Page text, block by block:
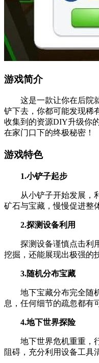
游戏简介
这是一款让你在后院就
铲下去，你都可能发现稀
收集到的资源DIY升级你
在家门口下的终极秘密！
游戏特色
1.小铲子起步
从小铲子开始发展，利
矿石与宝藏，慢慢促进整
2.探测设备利用
探测设备谨慎点击利用
挖掘，还能展现出极强的
3.随机分布宝藏
地下宝藏分布完全随机
息，任何细节的疏忽都有
4.地下世界探险
地下世界危机重重，行
阻碍，充分利用设备工具